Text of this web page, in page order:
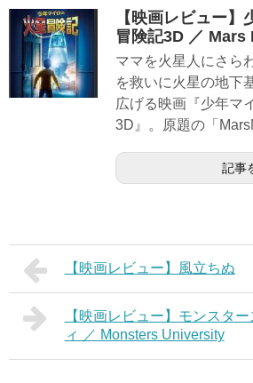
【映画レビュー】
冒険記3D ／
ママを火星人にさら
を救いに火星の地下
広げる映画『少年マ
3D』。原題の「
記事
【映画レビュー】風立ちぬ
【映画レビュー】モンスタ
ィ ／ Monsters University